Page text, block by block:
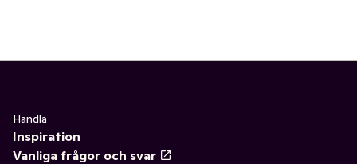
Handla
Inspiration
Vanliga frågor och svar